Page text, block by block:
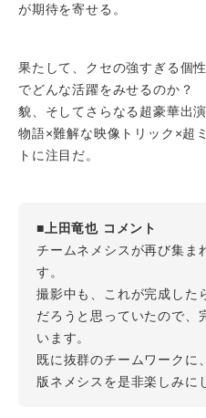
が期待を寄せる。
果たして、クセの強すぎる個
でどんな活躍をみせるのか？
貌、そしてさらなる超豪華出
物語×難解な映像トリック×超
トに注目だ。
■上田竜也 コメント
チームネメシスが再び集ま
す。
撮影中も、これが完成した
だろうと思っていたので、
います。
既に抜群のチームワークに
版ネメシスを是非楽しみに